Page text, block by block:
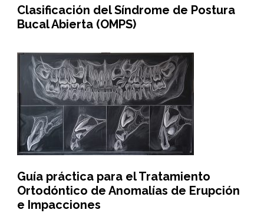
Clasificación del Síndrome de Postura
Bucal Abierta (OMPS)
Guía práctica para el Tratamiento
Ortodóntico de Anomalías de Erupción
e Impacciones